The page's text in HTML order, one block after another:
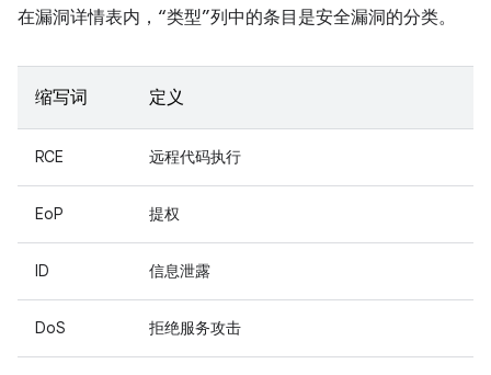
在漏洞详情表内，“类型”列中的条目是安全漏洞的分类。
缩写词 定义
RCE 远程代码执行
EoP 提权
ID 信息泄露
DoS 拒绝服务攻击